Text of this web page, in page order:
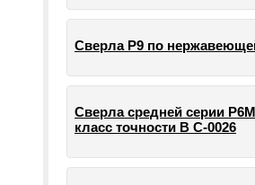
Сверла Р9 по
Сверла средней серии
класс точности В С-0026